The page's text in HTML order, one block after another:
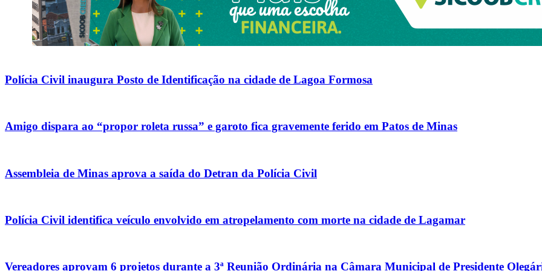
Polícia Civil inaugura Posto de Identificação na cidade de Lagoa Formosa
Amigo dispara ao “propor roleta russa” e garoto fica gravemente ferido em Patos de Minas
Assembleia de Minas aprova a saída do Detran da Polícia Civil
Polícia Civil identifica veículo envolvido em atropelamento com morte na cidade de Lagamar
Vereadores aprovam 6 projetos durante a 3ª Reunião Ordinária na Câmara Municipal de Presidente